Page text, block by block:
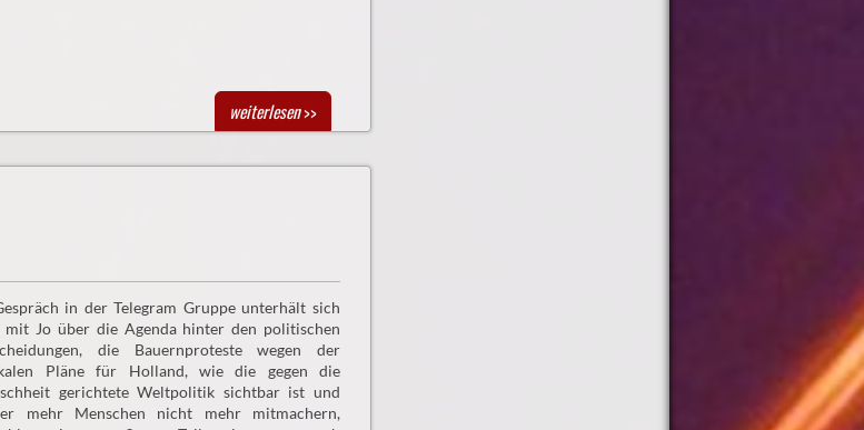
weiterlesen>>
in der Telegram Gruppe unterhält sich
mit Jo über die Agenda hinter den politischen
die Bauernproteste wegen der
Pläne für Holland, wie die gegen die
gerichtete Weltpolitik sichtbar ist und
mehr Menschen nicht mehr mitmachern,